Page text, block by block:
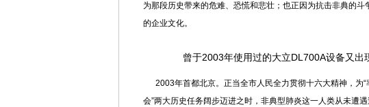
为那段历史带来的危难、恐慌和悲壮；也正因为抗击非典的
的企业文化。
曾于2003年使用过的大立DL700A设备又出
2003年首都北京。正当全市人民全力贯彻十六大精神，为
会”两大历史任务阔步迈进之时，非典型肺炎这一人类从未遭